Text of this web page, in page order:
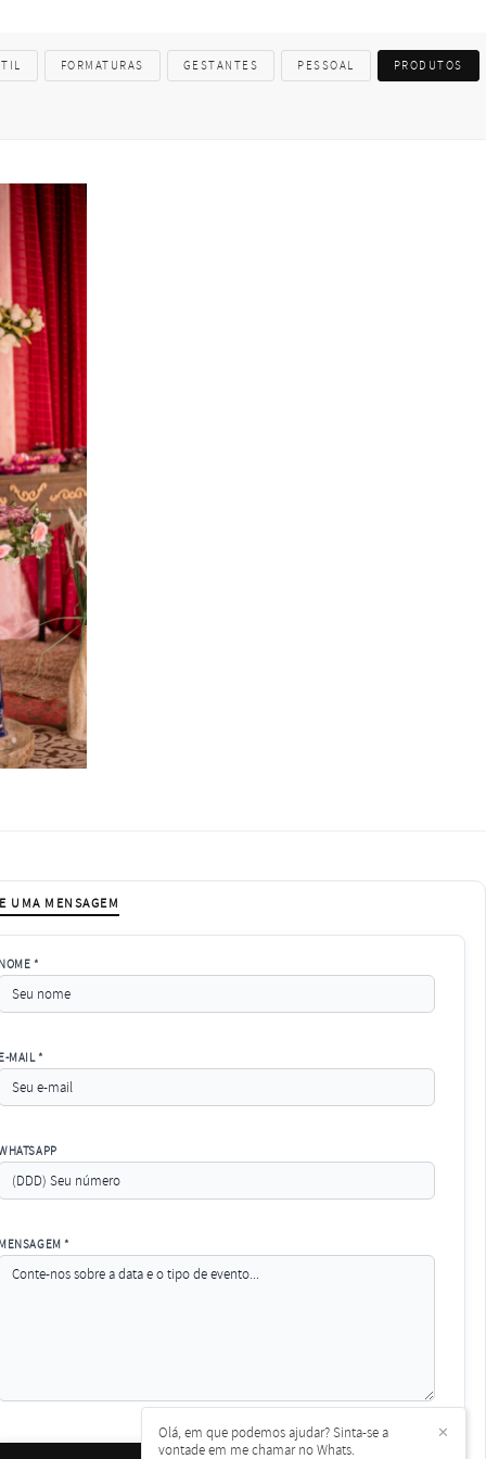
FORMATURAS GESTANTES PESSOAL PRODUTOS
UMA MENSAGEM
*
MAIL *
*
✕
Olá, em que podemos ajudar? Sinta-se a
vontade em me chamar no Whats.